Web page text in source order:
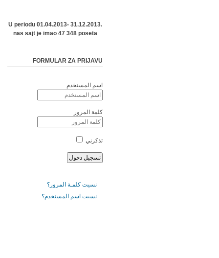
U periodu 01.04.2013- 31.12.2013.
nas sajt je imao 47 348 poseta
FORMULAR ZA PRIJAVU
اسم المستخدم
كلمة المرور
تذكرني
نسيت كلمـة المرور؟
نسيت اسم المستخدم؟